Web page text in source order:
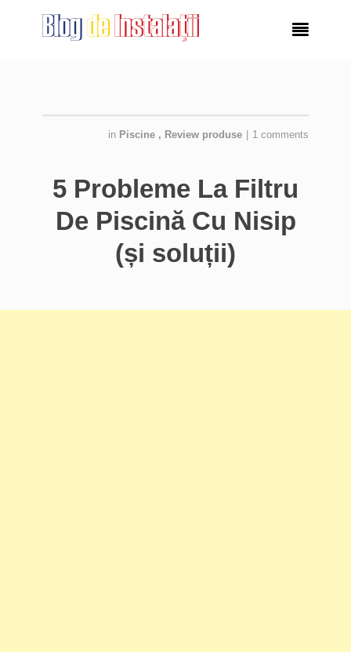

in Piscine , Review produse 1 comments
5 Probleme La Filtru
De Piscină Cu Nisip
(și soluții)